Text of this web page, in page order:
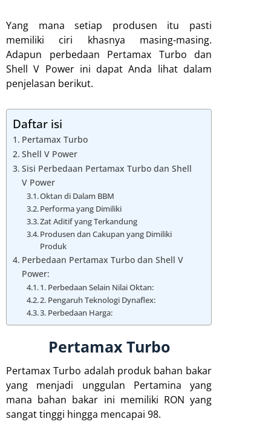
Yang mana setiap produsen itu pasti
memiliki ciri khasnya masing-masing.
Adapun perbedaan Pertamax Turbo dan
Shell V Power ini dapat Anda lihat dalam
penjelasan berikut.
Daftar isi
Pertamax Turbo
Shell V Power
Sisi Perbedaan Pertamax Turbo dan Shell
V Power
Oktan di Dalam BBM
Performa yang Dimiliki
Zat Aditif yang Terkandung
Produsen dan Cakupan yang Dimiliki
Produk
Perbedaan Pertamax Turbo dan Shell V
Power:
1. Perbedaan Selain Nilai Oktan:
2. Pengaruh Teknologi Dynaflex:
3. Perbedaan Harga:
Pertamax Turbo
Pertamax Turbo adalah produk bahan bakar
yang menjadi unggulan Pertamina yang
mana bahan bakar ini memiliki RON yang
sangat tinggi hingga mencapai 98.